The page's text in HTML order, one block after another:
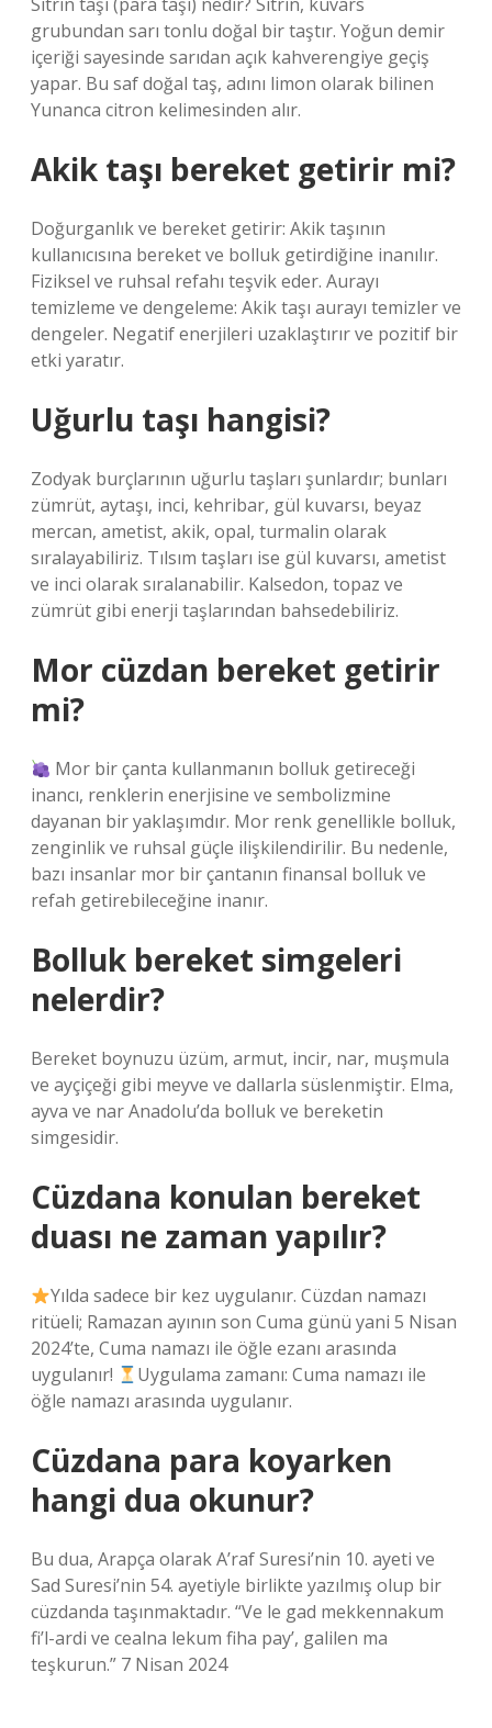
grubundan sarı tonlu doğal bir taştır. Yoğun demir
içeriği sayesinde sarıdan açık kahverengiye geçiş
yapar. Bu saf doğal taş, adını limon olarak bilinen
Yunanca citron kelimesinden alır.
Akik taşı bereket getirir mi?
Doğurganlık ve bereket getirir: Akik taşının
kullanıcısına bereket ve bolluk getirdiğine inanılır.
Fiziksel ve ruhsal refahı teşvik eder. Aurayı
temizleme ve dengeleme: Akik taşı aurayı temizler ve
dengeler. Negatif enerjileri uzaklaştırır ve pozitif bir
etki yaratır.
Uğurlu taşı hangisi?
Zodyak burçlarının uğurlu taşları şunlardır; bunları
zümrüt, aytaşı, inci, kehribar, gül kuvarsı, beyaz
mercan, ametist, akik, opal, turmalin olarak
sıralayabiliriz. Tılsım taşları ise gül kuvarsı, ametist
ve inci olarak sıralanabilir. Kalsedon, topaz ve
zümrüt gibi enerji taşlarından bahsedebiliriz.
Mor cüzdan bereket getirir
mi?
Mor bir çanta kullanmanın bolluk getireceği
inancı, renklerin enerjisine ve sembolizmine
dayanan bir yaklaşımdır. Mor renk genellikle bolluk,
zenginlik ve ruhsal güçle ilişkilendirilir. Bu nedenle,
bazı insanlar mor bir çantanın finansal bolluk ve
refah getirebileceğine inanır.
Bolluk bereket simgeleri
nelerdir?
Bereket boynuzu üzüm, armut, incir, nar, muşmula
ve ayçiçeği gibi meyve ve dallarla süslenmiştir. Elma,
ayva ve nar Anadolu’da bolluk ve bereketin
simgesidir.
Cüzdana konulan bereket
duası ne zaman yapılır?
Yılda sadece bir kez uygulanır. Cüzdan namazı
ritüeli; Ramazan ayının son Cuma günü yani 5 Nisan
2024’te, Cuma namazı ile öğle ezanı arasında
uygulanır!
Uygulama zamanı: Cuma namazı ile
öğle namazı arasında uygulanır.
Cüzdana para koyarken
hangi dua okunur?
Bu dua, Arapça olarak A’raf Suresi’nin 10. ayeti ve
Sad Suresi’nin 54. ayetiyle birlikte yazılmış olup bir
cüzdanda taşınmaktadır. “Ve le gad mekkennakum
fi’l-ardi ve cealna lekum fiha pay’, galilen ma
teşkurun.” 7 Nisan 2024